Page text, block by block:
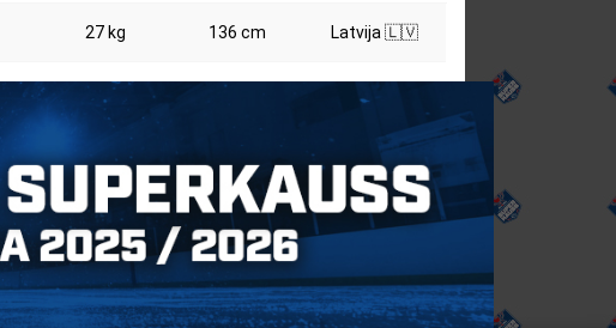
27 kg 136 cm Latvija 🇱🇻